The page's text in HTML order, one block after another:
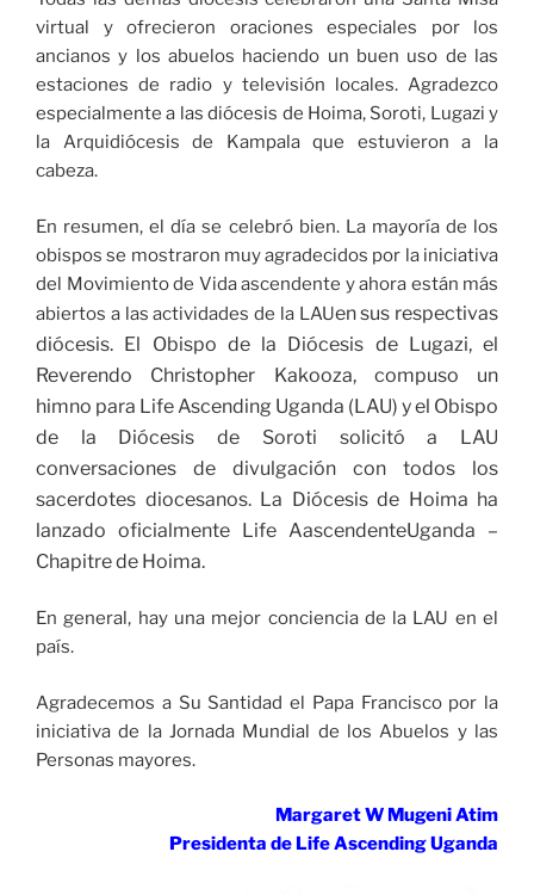
virtual y ofrecieron oraciones especiales por los
ancianos y los abuelos haciendo un buen uso de las
estaciones de radio y televisión locales. Agradezco
especialmente a las diócesis de Hoima, Soroti, Lugazi y
la Arquidiócesis de Kampala que estuvieron a la
cabeza.
En resumen, el día se celebró bien. La mayoría de los
obispos se mostraron muy agradecidos por la iniciativa
del Movimiento de Vida ascendente y ahora están más
abiertos a las actividades de la LAUen sus respectivas
diócesis. El Obispo de la Diócesis de Lugazi, el
Reverendo Christopher Kakooza, compuso un
himno para Life Ascending Uganda (LAU) y el Obispo
de la Diócesis de Soroti solicitó a LAU
conversaciones de divulgación con todos los
sacerdotes diocesanos. La Diócesis de Hoima ha
lanzado oficialmente Life AascendenteUganda –
Chapitre de Hoima.
En general, hay una mejor conciencia de la LAU en el
país.
Agradecemos a Su Santidad el Papa Francisco por la
iniciativa de la Jornada Mundial de los Abuelos y las
Personas mayores.
Margaret W Mugeni Atim
Presidenta de Life Ascending Uganda